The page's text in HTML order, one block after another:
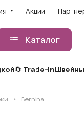
Акции
Каталог
Trade-in
Bernina